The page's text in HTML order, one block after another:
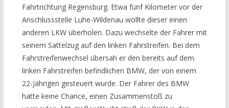
Fahrtrichtung Regensburg. Etwa fünf Kilometer vor der
Anschlussstelle Luhe-Wildenau wollte dieser einen
anderen LKW überholen. Dazu wechselte der Fahrer mit
seinem Sattelzug auf den linken Fahrstreifen. Bei dem
Fahrstreifenwechsel übersah er den bereits auf dem
linken Fahrstreifen befindlichen BMW, der von einem
22-Jährigen gesteuert wurde. Der Fahrer des BMW
hatte keine Chance, einen Zusammenstoß zu